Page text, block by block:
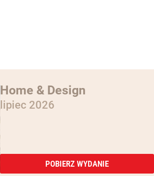
Home & Design
lipiec 2026
POBIERZ WYDANIE